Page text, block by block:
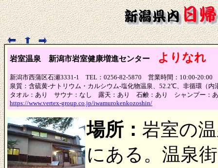
岩室温泉 新潟市岩室健康増進センター よりなれ
新潟市西蒲区石瀬3331-1 TEL：0256-82-5870 営業時間：10:00-20:00
泉質：含硫黄-ナトリウム・カルシウム-塩化物温泉、52.2℃、非循環（内
タオル：あり サウナ：なし 露天：あり 石鹸：あり シャンプー：
https://www.vertex-group.co.jp/iwamurokenkozoshin/
場所： 岩室の
にある。温泉